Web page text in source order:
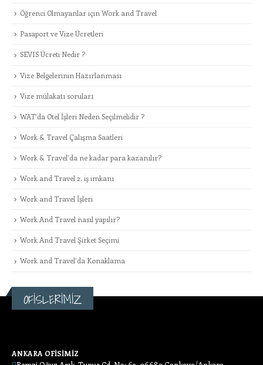
Öğrenci Olmayanlar için Work and Travel
Pasaport ve Vize Ücretleri
SEVIS Ücreti Nedir ?
Vize Belgelerinin Hazırlanması
Vize mülakatı soruları
WAT’da Otel İşleri Neden Seçilmelidir ?
Work & Travel Çalışma Saatleri
Work & Travel’da ne kadar para kazanılır?
Work and Travel 2. iş imkanı
Work and Travel İşleri
Work And Travel nasıl yapılır?
Work And Travel Şirket Seçimi
Work and Travel’da Konaklama
OFİSLERİMİZ
ANKARA OFİSİMİZ